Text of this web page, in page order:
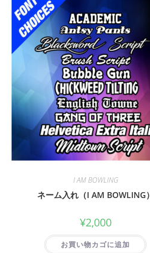
I AM BOWLING
ネーム入れ（I AM BOWLING）
¥2,000
お買い物カゴに追加